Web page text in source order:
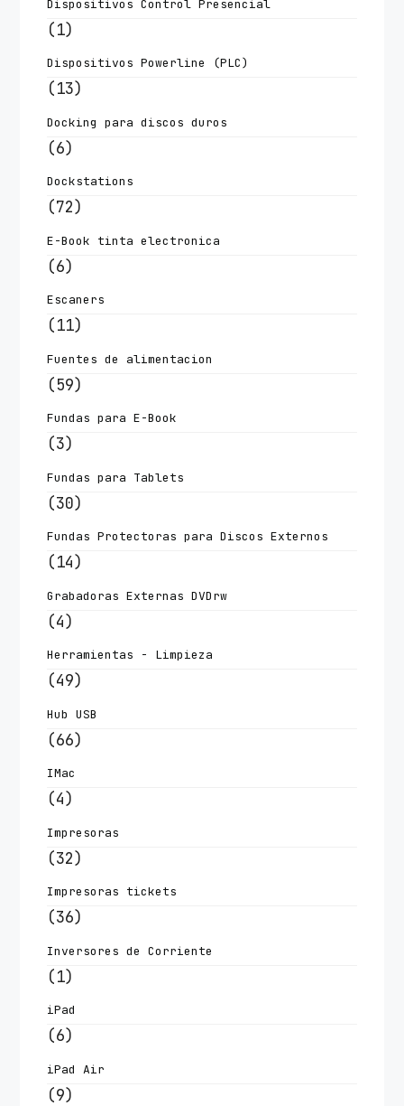
Dispositivos Control Presencial
(1)
Dispositivos Powerline (PLC)
(13)
Docking para discos duros
(6)
Dockstations
(72)
E-Book tinta electronica
(6)
Escaners
(11)
Fuentes de alimentacion
(59)
Fundas para E-Book
(3)
Fundas para Tablets
(30)
Fundas Protectoras para Discos Externos
(14)
Grabadoras Externas DVDrw
(4)
Herramientas - Limpieza
(49)
Hub USB
(66)
IMac
(4)
Impresoras
(32)
Impresoras tickets
(36)
Inversores de Corriente
(1)
iPad
(6)
iPad Air
(9)